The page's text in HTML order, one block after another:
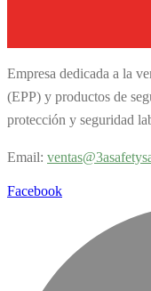
Empresa dedicada a la
(EPP) y productos de
protección y seguridad
Email: v
Facebook